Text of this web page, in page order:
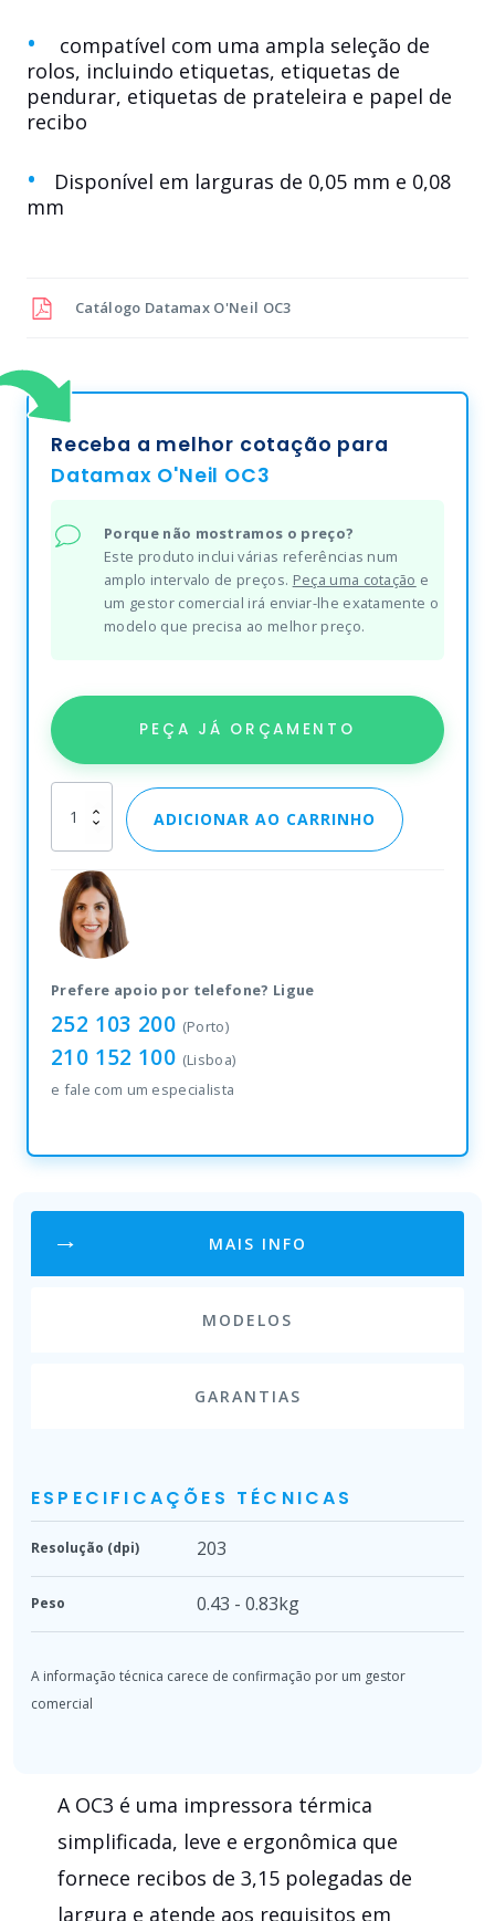
compatível com uma ampla seleção de
rolos, incluindo etiquetas, etiquetas de
pendurar, etiquetas de prateleira e papel de
recibo
Disponível em larguras de 0,05 mm e 0,08
mm
Catálogo Datamax O'Neil OC3
Receba a melhor cotação para
Datamax O'Neil OC3
Porque não mostramos o preço?
Este produto inclui várias referências num
amplo intervalo de preços. Peça uma cotação e
um gestor comercial irá enviar-lhe exatamente o
modelo que precisa ao melhor preço.
PEÇA JÁ ORÇAMENTO
Datamax
quantity
ADICIONAR AO CARRINHO
Prefere apoio por telefone? Ligue
252 103 200 (Porto)
210 152 100 (Lisboa)
e fale com um especialista
MAIS INFO
MODELOS
GARANTIAS
ESPECIFICAÇÕES TÉCNICAS
Resolução (dpi) 203
Peso 0.43 - 0.83kg
A OC3 é uma impressora térmica
simplificada, leve e ergonômica que
fornece recibos de 3,15 polegadas de
largura e atende aos requisitos em